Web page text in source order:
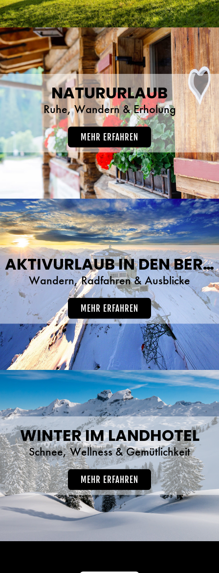
NATURURLAUB
Ruhe, Wandern & Erholung
MEHR ERFAHREN
AKTIVURLAUB IN DEN BERGEN
Wandern, Radfahren & Ausblicke
MEHR ERFAHREN
WINTER IM LANDHOTEL
Schnee, Wellness & Gemütlichkeit
MEHR ERFAHREN